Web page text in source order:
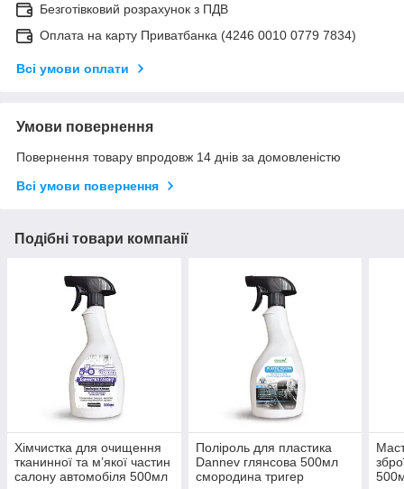
Безготівковий розрахунок з ПДВ
Оплата на карту Приватбанка (4246 0010 0779 7834)
Всі умови оплати
Умови повернення
Повернення товару впродовж 14 днів за домовленістю
Всі умови повернення
Подібні товари компанії
Хімчистка для очищення
тканинної та м’якої частин
салону автомобіля 500мл
Поліроль для пластика
Dannev глянсова 500мл
смородина тригер